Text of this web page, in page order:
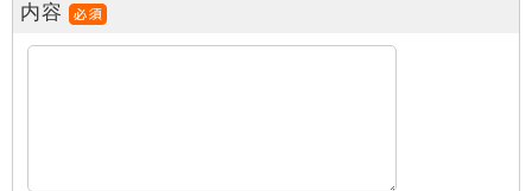
内容